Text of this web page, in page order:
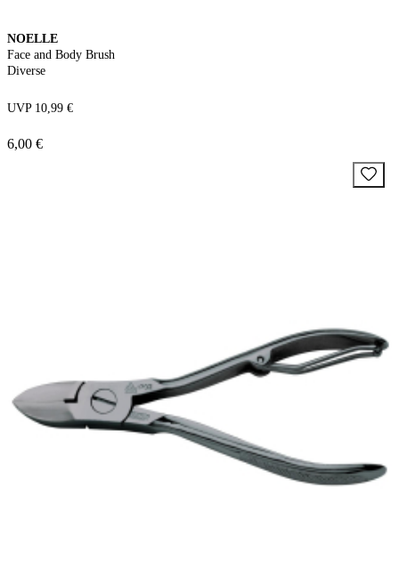
NOELLE
Face and Body Brush
Diverse
UVP 10,99 €
6,00 €